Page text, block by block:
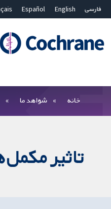
فارسی English
Español
بستن جستجو ✖
خانه شواهد ما
تاثیر